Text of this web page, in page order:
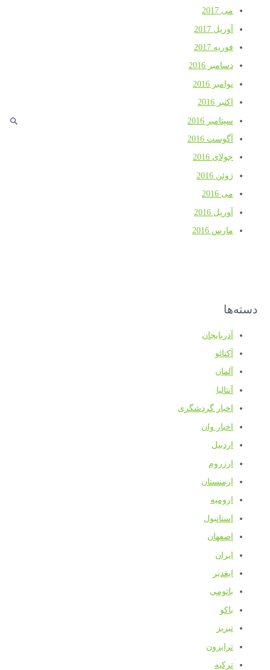
می 2017
آوریل 2017
فوریه 2017
دسامبر 2016
نوامبر 2016
اکتبر 2016
سپتامبر 2016
آگوست 2016
جولای 2016
ژوئن 2016
می 2016
آوریل 2016
مارس 2016
دسته‌ها
آذربایجان
آکتائو
آلمان
آنتالیا
اخبار گردشگری
اخبار وان
اردبیل
ارزروم
ارمنستان
ارومیه
استانبول
اصفهان
ایران
ایغدیر
باتومی
باکو
تبریز
ترابزون
ترکیه